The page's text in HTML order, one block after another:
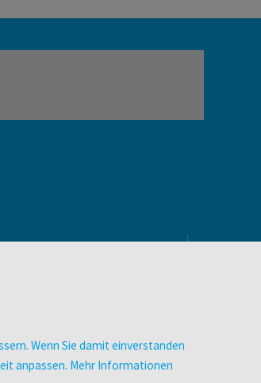
Datenschutz & Cookies
AGB
Wenn Sie damit einverstanden
anpassen. Mehr Informationen